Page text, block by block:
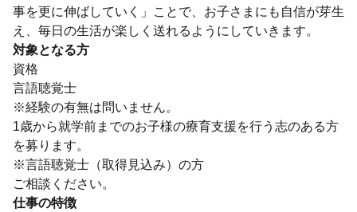
事を更に伸ばしていく」ことで、お子さまにも自信が芽生
え、毎日の生活が楽しく送れるようにしていきます。
対象となる方
資格
言語聴覚士
※経験の有無は問いません。
1歳から就学前までのお子様の療育支援を行う志のある方
を募ります。
※言語聴覚士（取得見込み）の方
ご相談ください。
仕事の特徴